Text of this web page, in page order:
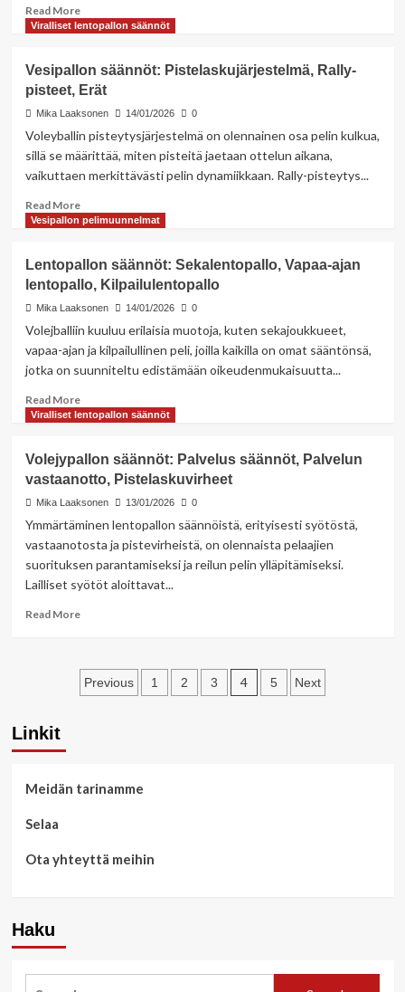
Read MoreRead
more
muoto:
Hauskat
variaatiot,
Juhlavolley,
Rentoa
peliä
Viralliset lentopallon säännöt
Vesipallon säännöt: Pistelaskujärjestelmä, Rally-
pisteet, Erät
Mika Laaksonen 14/01/2026 0
Voleyballin pisteytysjärjestelmä on olennainen osa pelin kulkua,
sillä se määrittää, miten pisteitä jaetaan ottelun aikana,
vaikuttaen merkittävästi pelin dynamiikkaan. Rally-pisteytys...
Read MoreRead
more
säännöt:
Pistelaskujärjestelmä,
Rally-
pisteet,
Vesipallon pelimuunnelmat
Lentopallon säännöt: Sekalentopallo, Vapaa-ajan
lentopallo, Kilpailulentopallo
Mika Laaksonen 14/01/2026 0
Volejballiin kuuluu erilaisia muotoja, kuten sekajoukkueet,
vapaa-ajan ja kilpailullinen peli, joilla kaikilla on omat sääntönsä,
jotka on suunniteltu edistämään oikeudenmukaisuutta...
Read MoreRead
more
säännöt:
Sekalentopallo,
Vapaa-
ajan
Kilpailulentopallo
Viralliset lentopallon säännöt
Volejypallon säännöt: Palvelus säännöt, Palvelun
vastaanotto, Pistelaskuvirheet
Mika Laaksonen 13/01/2026 0
Ymmärtäminen lentopallon säännöistä, erityisesti syötöstä,
vastaanotosta ja pistevirheistä, on olennaista pelaajien
suorituksen parantamiseksi ja reilun pelin ylläpitämiseksi.
Lailliset syötöt aloittavat...
Read MoreRead
säännöt:
Palvelus
Posts
Previous 1 2 3 4 5 Next
Linkit
Meidän tarinamme
Selaa
Ota yhteyttä meihin
Haku